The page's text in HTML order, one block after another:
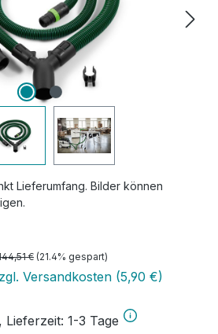
Lieferumfang. Bilder können
Preis:
€ (21.4% gespart)
Versandkosten (5,90 €)
1-3 Tage